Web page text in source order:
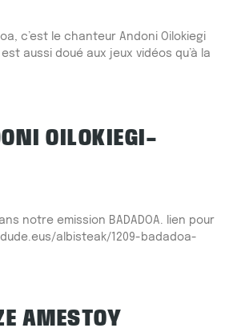
c’est le chanteur Andoni Oilokiegi
aussi doué aux jeux vidéos qu’à la
OILOKIEGI–
notre emission BADADOA. lien pour
albisteak/1209-badadoa-
AMESTOY